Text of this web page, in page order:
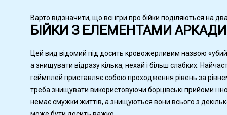
Варто відзначити, що всі ігри про бійки поділяються на
БІЙКИ З ЕЛЕМЕНТАМИ АРКАДИ
Цей вид відомий під досить кровожерливим назвою
а знищувати відразу кілька, нехай і більш слабких.
геймплей приставляє собою проходження рівень за
треба знищувати використовуючи борцівські прийоми і
немає смужки життів, а знищуються вони всього з